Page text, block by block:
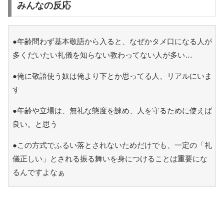
みんなの反応
●年齢問わず基本敬語から入ると、なぜかタメ口になる人が
多くだいたい礼儀を知らない教わってない人が多い…
●俺に敬語使う奴は俺より下とか思ってる人、リアルにいま
す
●年齢や立場は、無礼な態度を諫め、人を守るために使えば
良い。と思う
●この方式でふるい落とされないためだけでも、一定の「礼
儀正しい」とされる振る舞いを身につけることは重要にな
るんですよなぁ